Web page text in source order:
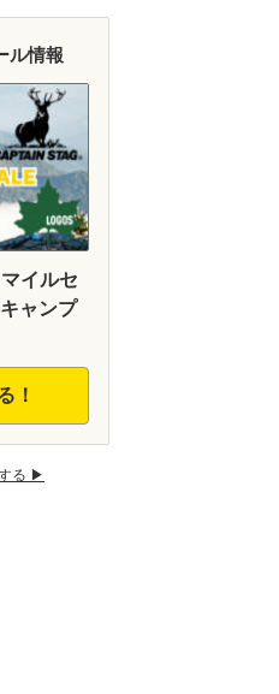
ル情報
イルセ
ャンプ
！
る ▶︎